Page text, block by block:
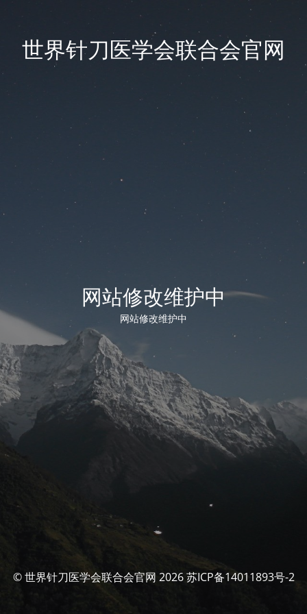
世界针刀医学会联合会官网
网站修改维护中
网站修改维护中
© 世界针刀医学会联合会官网 2026 苏ICP备14011893号-2